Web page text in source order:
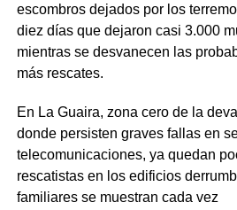
escombros dejados por los
diez días que dejaron casi 3.000
mientras se desvanecen las
más rescates.
En La Guaira, zona cero de la
donde persisten graves fallas en
telecomunicaciones, ya quedan
rescatistas en los edificios
familiares se muestran cada vez